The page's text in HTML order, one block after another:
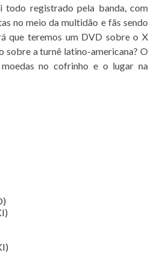
todo registrado pela banda, com
no meio da multidão e fãs sendo
que teremos um DVD sobre o X
sobre a turnê latino-americana? O
no cofrinho e o lugar na